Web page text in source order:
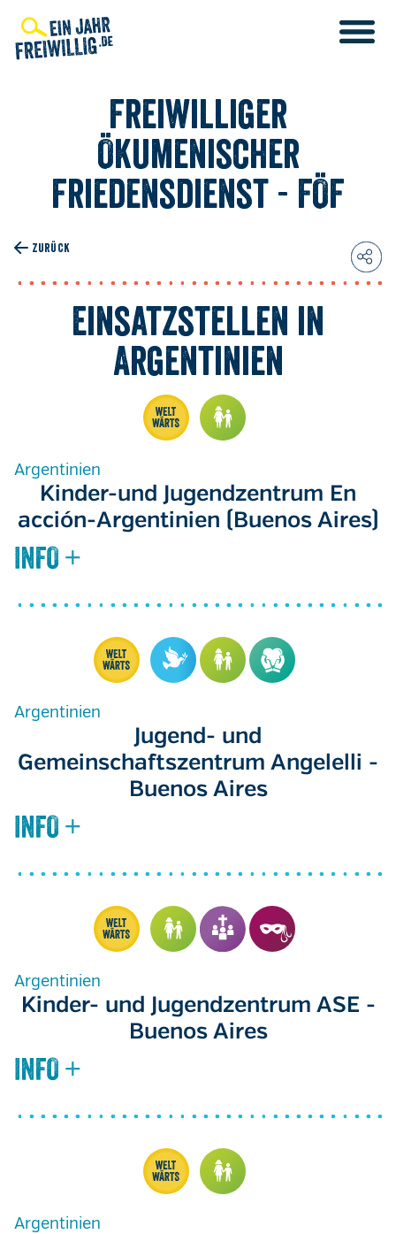
zum
Inhalt
Freiwilliger
Ökumenischer
Friedensdienst - FÖF
ZURÜCK
Einsatzstellen in
Argentinien
Argentinien
Kinder-und Jugendzentrum En
acción-Argentinien (Buenos Aires)
Argentinien
Jugend- und
Gemeinschaftszentrum Angelelli -
Buenos Aires
Argentinien
Kinder- und Jugendzentrum ASE -
Buenos Aires
Argentinien